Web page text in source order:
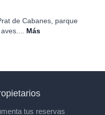
de Cabanes, parque
Más
tus reservas